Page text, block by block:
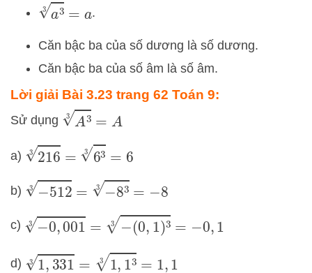
a33=a .
Căn bậc ba của số dương là số dương.
Căn bậc ba của số âm là số âm.
Lời giải Bài 3.23 trang 62 Toán 9:
Sử dụng A33=A
a) 216 3=6 33=6
b) −5123= −833=− 8
c) −0,0013= −( 0,1)33 =−0 1
d) 1,3313=1, 133 =1, 1